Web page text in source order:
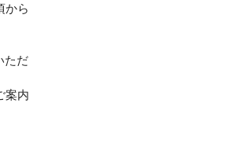
から
ただ
案内